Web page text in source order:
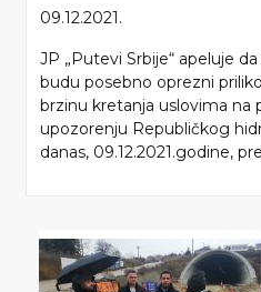
09.12.2021.
JP „Putevi Srbije“ apeluje
budu posebno oprezni
brzinu kretanja uslovima na
upozorenju Republičkog
danas, 09.12.2021.godine,